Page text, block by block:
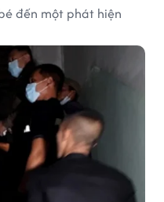
đến một phát hiện